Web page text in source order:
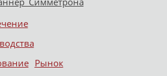
Рынок